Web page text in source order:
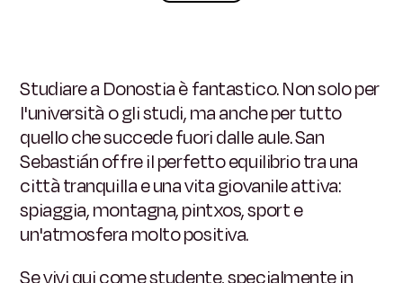
Studiare a Donostia è fantastico. Non solo per
l'università o gli studi, ma anche per tutto
quello che succede fuori dalle aule. San
Sebastián offre il perfetto equilibrio tra una
città tranquilla e una vita giovanile attiva:
spiaggia, montagna, pintxos, sport e
un'atmosfera molto positiva.